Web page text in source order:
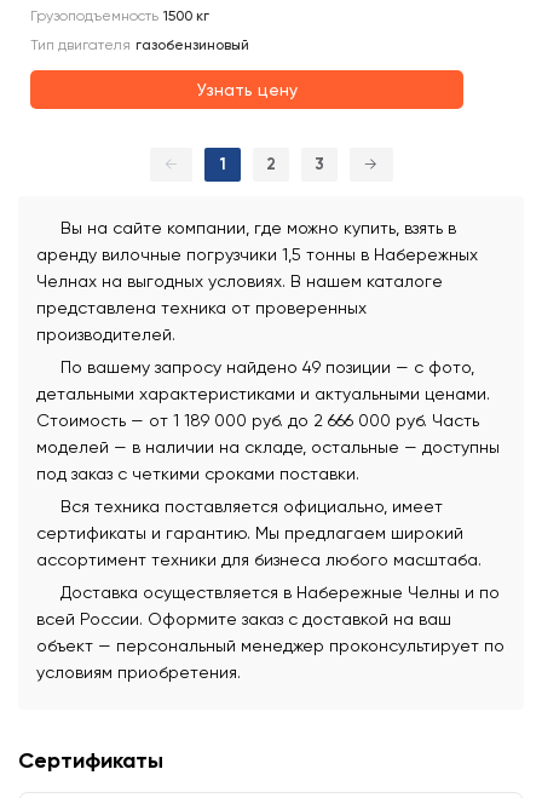
Грузоподъемность 1500 кг
Тип двигателя газобензиновый
Узнать цену
← 1 2 3 →
Вы на сайте компании, где можно купить, взять в
аренду вилочные погрузчики 1,5 тонны в Набережных
Челнах на выгодных условиях. В нашем каталоге
представлена техника от проверенных
производителей.
По вашему запросу найдено 49 позиции — с фото,
детальными характеристиками и актуальными ценами.
Стоимость — от 1 189 000 руб. до 2 666 000 руб. Часть
моделей — в наличии на складе, остальные — доступны
под заказ с четкими сроками поставки.
Вся техника поставляется официально, имеет
сертификаты и гарантию. Мы предлагаем широкий
ассортимент техники для бизнеса любого масштаба.
Доставка осуществляется в Набережные Челны и по
всей России. Оформите заказ с доставкой на ваш
объект — персональный менеджер проконсультирует по
условиям приобретения.
Сертификаты